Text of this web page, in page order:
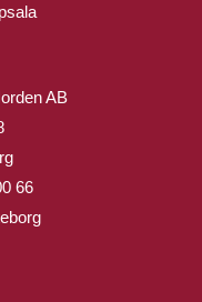
AB
66